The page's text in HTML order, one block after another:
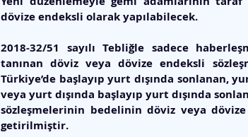
dövize endeksli olarak yapılabilecek.
2018-32/51 sayılı Tebliğle sadece
tanınan döviz veya dövize endeksli
Türkiye’de başlayıp yurt dışında sonlanan,
veya yurt dışında başlayıp yurt dışında
sözleşmelerinin bedelinin döviz veya
getirilmiştir.